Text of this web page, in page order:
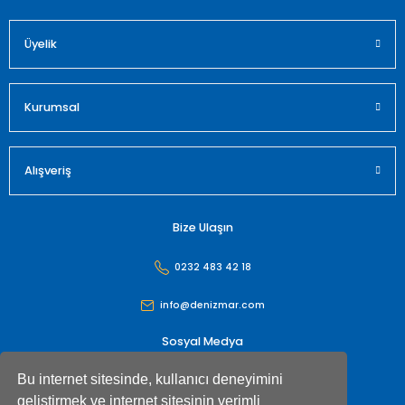
Bu internet sitesinde, kullanıcı deneyimini
geliştirmek ve internet sitesinin verimli
Üyelik
Kurumsal
Alışveriş
Bize Ulaşın
0232 483 42 18
info@denizmar.com
Sosyal Medya